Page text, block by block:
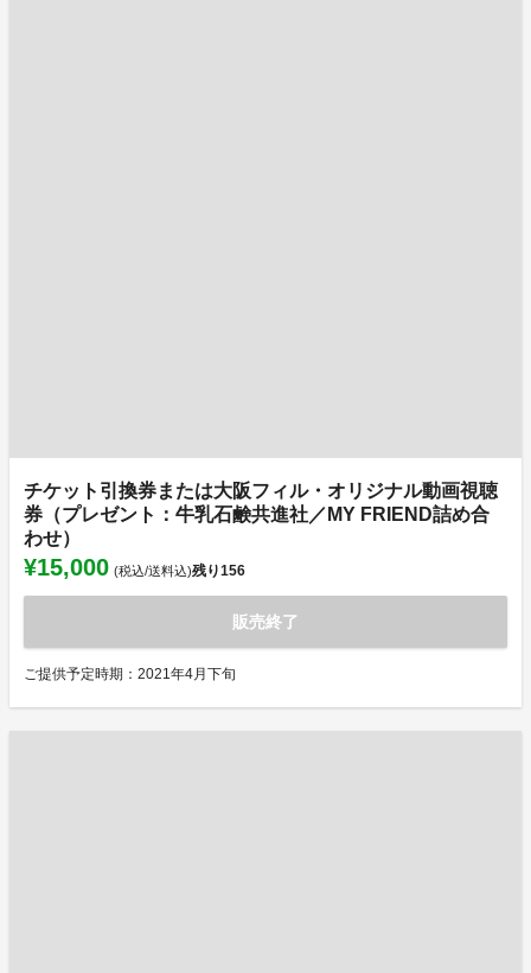
チケット引換券または大阪フィル・オリジナル動画視聴
券（プレゼント：牛乳石鹸共進社／MY FRIEND詰め合
わせ）
¥15,000 (税込/送料込)残り156
販売終了
ご提供予定時期：2021年4月下旬